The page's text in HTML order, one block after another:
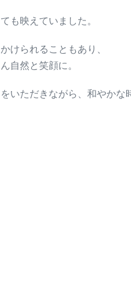
も映えていました。
けられることもあり、
自然と笑顔に。
いただきながら、和やかな